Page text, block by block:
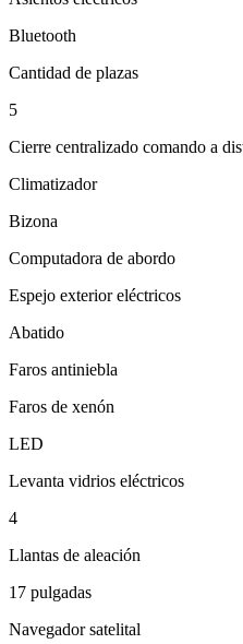
Bluetooth
Cantidad de plazas
5
Cierre centralizado comando a
Climatizador
Bizona
Computadora de abordo
Espejo exterior eléctricos
Abatido
Faros antiniebla
Faros de xenón
LED
Levanta vidrios eléctricos
4
Llantas de aleación
17 pulgadas
Navegador satelital